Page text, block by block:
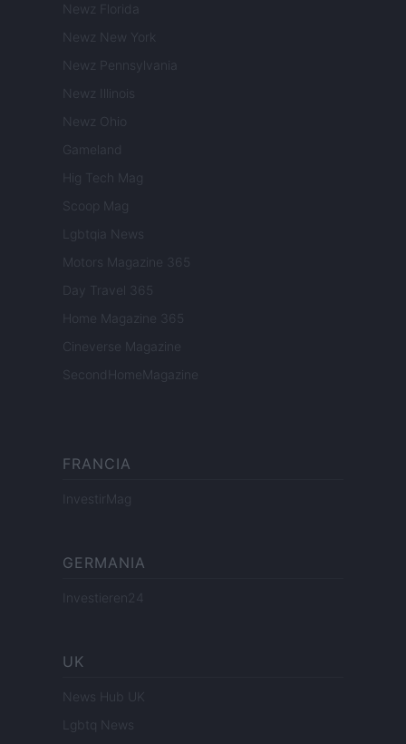
Newz Florida
Newz New York
Newz Pennsylvania
Newz Illinois
Newz Ohio
Gameland
Hig Tech Mag
Scoop Mag
Lgbtqia News
Motors Magazine 365
Day Travel 365
Home Magazine 365
Cineverse Magazine
SecondHomeMagazine
FRANCIA
InvestirMag
GERMANIA
Investieren24
UK
News Hub UK
Lgbtq News